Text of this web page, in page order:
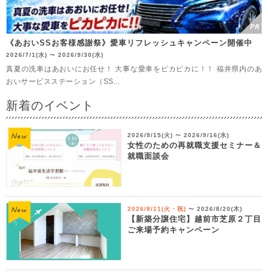
《あおいSSお客様感謝祭》愛車リフレッシュキャンペーン開催中
2026/7/1(水) 〜 2026/9/30(水)
真夏の洗車はあおいにお任せ！ 大事な愛車をピカピカに！！ 福井県内のあ
おいサービスステーション（SS...
新着のイベント
2026/9/15(火) 〜 2026/9/16(水)
女性のための再就職支援セミナー＆
就職面談会
2026/8/11(火・祝) 〜 2026/8/20(木)
【新築分譲住宅】越前市芝原２丁目
ご来場予約キャンペーン